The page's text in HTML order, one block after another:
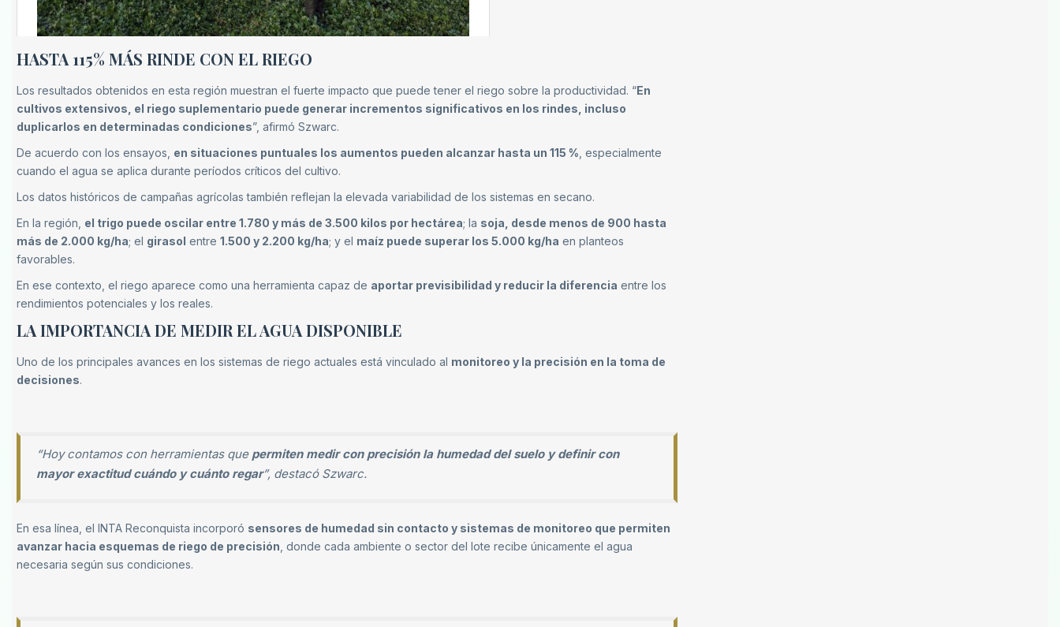
HASTA 115% MÁS RINDE CON EL RIEGO
Los resultados obtenidos en esta región muestran el fuerte impacto que puede tener el riego sobre la productividad. “En
cultivos extensivos, el riego suplementario puede generar incrementos significativos en los rindes, incluso
duplicarlos en determinadas condiciones”, afirmó Szwarc.
De acuerdo con los ensayos, en situaciones puntuales los aumentos pueden alcanzar hasta un 115 % , especialmente
cuando el agua se aplica durante períodos críticos del cultivo.
Los datos históricos de campañas agrícolas también reflejan la elevada variabilidad de los sistemas en secano.
En la región, el trigo puede oscilar entre 1.780 y más de 3.500 kilos por hectárea; la soja, desde menos de 900 hasta
más de 2.000 kg/ha; el girasol entre 1.500 y 2.200 kg/ha; y el maíz puede superar los 5.000 kg/ha en planteos
favorables.
En ese contexto, el riego aparece como una herramienta capaz de aportar previsibilidad y reducir la diferencia entre los
rendimientos potenciales y los reales.
LA IMPORTANCIA DE MEDIR EL AGUA DISPONIBLE
Uno de los principales avances en los sistemas de riego actuales está vinculado al monitoreo y la precisión en la toma de
decisiones.
“Hoy contamos con herramientas que permiten medir con precisión la humedad del suelo y definir con
mayor exactitud cuándo y cuánto regar”, destacó Szwarc.
En esa línea, el INTA Reconquista incorporó sensores de humedad sin contacto y sistemas de monitoreo que permiten
avanzar hacia esquemas de riego de precisión , donde cada ambiente o sector del lote recibe únicamente el agua
necesaria según sus condiciones.